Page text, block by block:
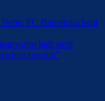
FC Barcelona baut
stellt
bezahlt“